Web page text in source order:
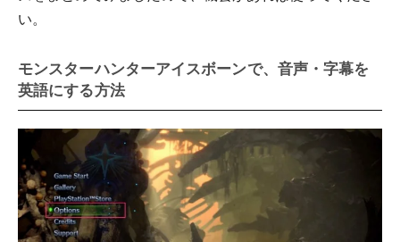
い。
モンスターハンターアイスボーンで、音声・字幕を
英語にする方法